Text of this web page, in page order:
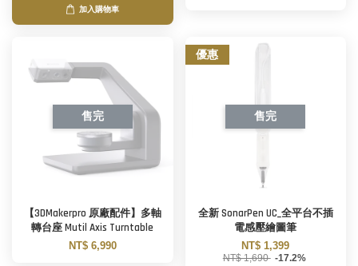
加入購物車
售完
【3DMakerpro 原廠配件】多軸
轉台座 Mutil Axis Turntable
NT$ 6,990
優惠
售完
全新 SonarPen UC_全平台不插
電感壓繪圖筆
NT$ 1,399
NT$ 1,690 -17.2%